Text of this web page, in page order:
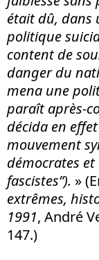
était dû, dans
politique
content de
danger du
mena une
paraît après-
décida en
mouvement
démocrates
fascistes”). »
extrêmes,
1991, André
147.)